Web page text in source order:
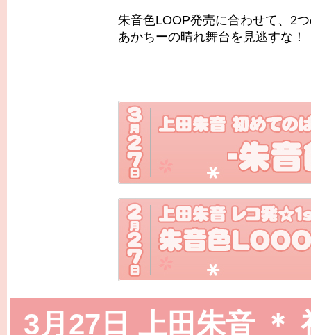
朱音色LOOP発売に合わせて、2
あかちーの晴れ舞台を見逃すな！
3月27日 上田朱音 ＊